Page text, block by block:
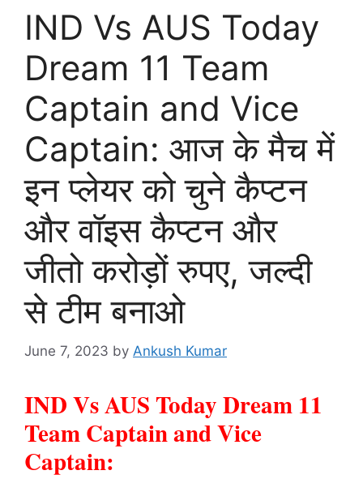
IND Vs AUS Today
Dream 11 Team
Captain and Vice
Captain: आज के मैच में
इन प्लेयर को चुने कैप्टन
और वॉइस कैप्टन और
जीतो करोड़ों रुपए, जल्दी
से टीम बनाओ
June 7, 2023 by Ankush Kumar
IND Vs AUS Today Dream 11
Team Captain and Vice
Captain: